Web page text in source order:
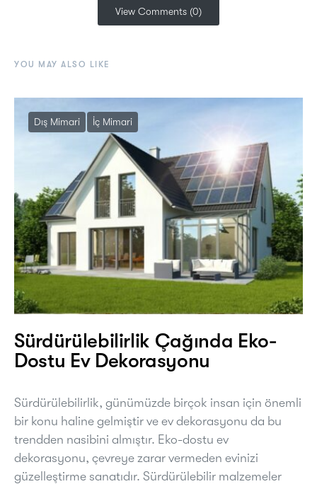
View Comments (0)
YOU MAY ALSO LIKE
Dış Mimari İç Mimari
Sürdürülebilirlik Çağında Eko-
Dostu Ev Dekorasyonu
Sürdürülebilirlik, günümüzde birçok insan için önemli
bir konu haline gelmiştir ve ev dekorasyonu da bu
trendden nasibini almıştır. Eko-dostu ev
dekorasyonu, çevreye zarar vermeden evinizi
güzelleştirme sanatıdır. Sürdürülebilir malzemeler